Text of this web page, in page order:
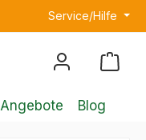
Service/Hilfe
Angebote Blog